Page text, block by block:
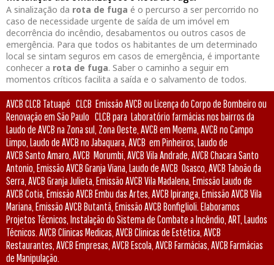
A sinalização da rota de fuga é o percurso a ser percorrido no
caso de necessidade urgente de saída de um imóvel em
decorrência do incêndio, desabamentos ou outros casos de
emergência. Para que todos os habitantes de um determinado
local se sintam seguros em casos de emergência, é importante
conhecer a rota de fuga. Saber o caminho a seguir em
momentos críticos facilita a saída e o salvamento de todos.
AVCB CLCB Tatuapé CLCB Emissão AVCB ou Licença do Corpo de Bombeiro ou
Renovação em São Paulo CLCB para Laboratório farmácias nos bairros da
Laudo de AVCB na Zona sul, Zona Oeste, AVCB em Moema, AVCB no Campo
Limpo, Laudo de AVCB no Jabaquara, AVCB em Pinheiros, Laudo de
AVCB Santo Amaro, AVCB Morumbi, AVCB Vila Andrade, AVCB Chacara Santo
Antonio, Emissão AVCB Granja Viana, Laudo de AVCB Osasco, AVCB Taboão da
Serra, AVCB Granja Julieta, Emissão AVCB Vila Madalena, Emissão Laudo de
AVCB Cotia, Emissão AVCB Embu das Artes, AVCB Ipiranga, Emissão AVCB Vila
Mariana, Emissão AVCB Butantã, Emissão AVCB Bonfiglioli. Elaboramos
Projetos Técnicos, Instalação do Sistema de Combate a Incêndio, ART, Laudos
Técnicos. AVCB Clinicas Medicas, AVCB Clinicas de Estética, AVCB
Restaurantes, AVCB Empresas, AVCB Escola, AVCB Farmácias, AVCB Farmácias
de Manipulação.